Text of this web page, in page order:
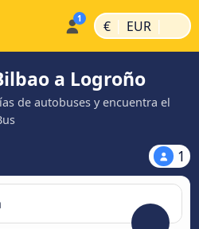
€ | EUR |
a Logroño
de autobuses y encuentra el
1